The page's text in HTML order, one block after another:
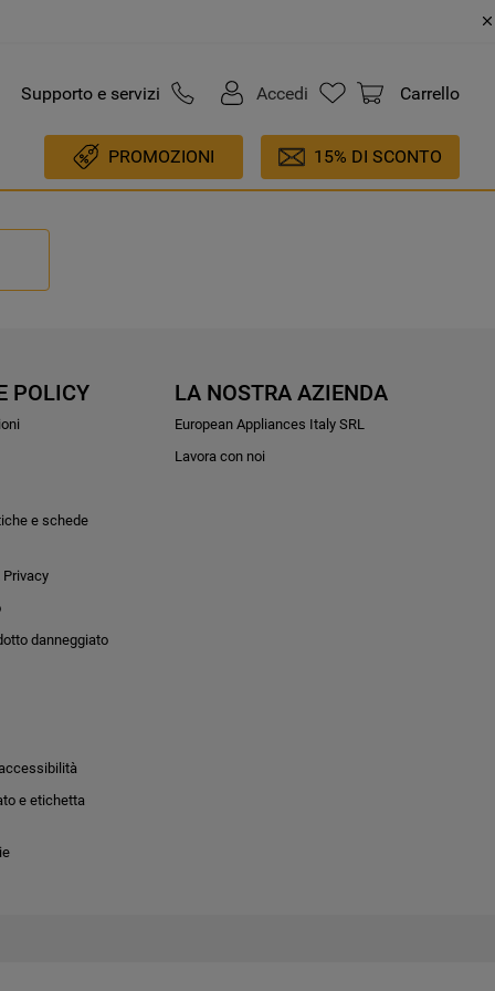
Supporto e servizi Accedi Carrello
PROMOZIONI 15% DI SCONTO
POLICY
e schede
danneggiato
e etichetta
LA NOSTRA AZIENDA
European Appliances Italy SRL
Lavora con noi